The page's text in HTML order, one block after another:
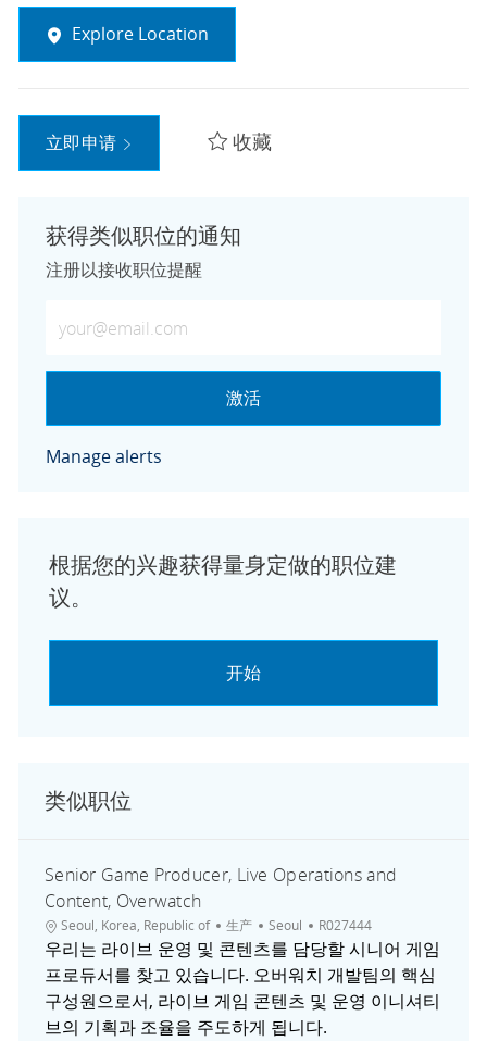
Explore Location
立即申请 收藏
获得类似职位的通知
注册以接收职位提醒
激活
Manage alerts
根据您的兴趣获得量身定做的职位建
议。
开始
类似职位
Senior Game Producer, Live Operations and
Content, Overwatch
位置Seoul, Korea, Republic of 类别
生产 城市
Seoul 职位ID
R027444
우리는 라이브 운영 및 콘텐츠를 담당할 시니어 게임
프로듀서를 찾고 있습니다. 오버워치 개발팀의 핵심
구성원으로서, 라이브 게임 콘텐츠 및 운영 이니셔티
브의 기획과 조율을 주도하게 됩니다.